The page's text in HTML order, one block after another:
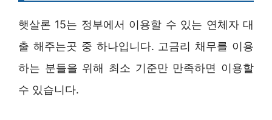
햇살론 15는 정부에서 이용할 수 있는 연체자 대
출 해주는곳 중 하나입니다. 고금리 채무를 이용
하는 분들을 위해 최소 기준만 만족하면 이용할
수 있습니다.